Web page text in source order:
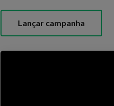
Lançar campanha